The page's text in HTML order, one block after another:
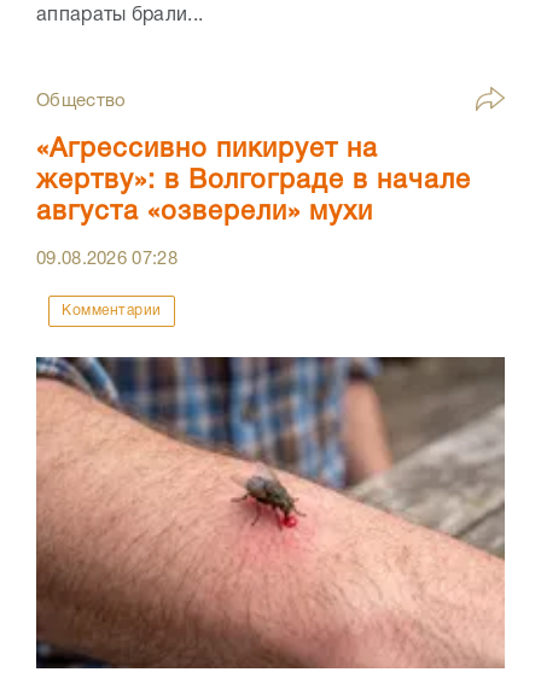
аппараты брали...
Общество
«Агрессивно пикирует на
жертву»: в Волгограде в начале
августа «озверели» мухи
09.08.202607:28
Комментарии